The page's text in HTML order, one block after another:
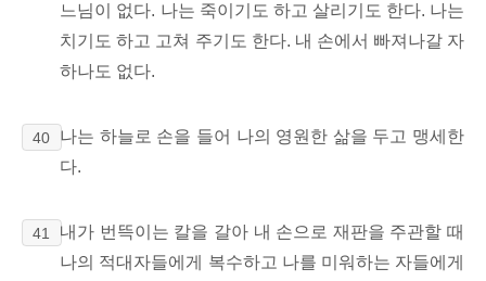
느님이 없다. 나는 죽이기도 하고 살리기도 한다. 나는
치기도 하고 고쳐 주기도 한다. 내 손에서 빠져나갈 자
하나도 없다.
40
나는 하늘로 손을 들어 나의 영원한 삶을 두고 맹세한
다.
41 내가 번뜩이는 칼을 갈아 내 손으로 재판을 주관할 때
나의 적대자들에게 복수하고 나를 미워하는 자들에게